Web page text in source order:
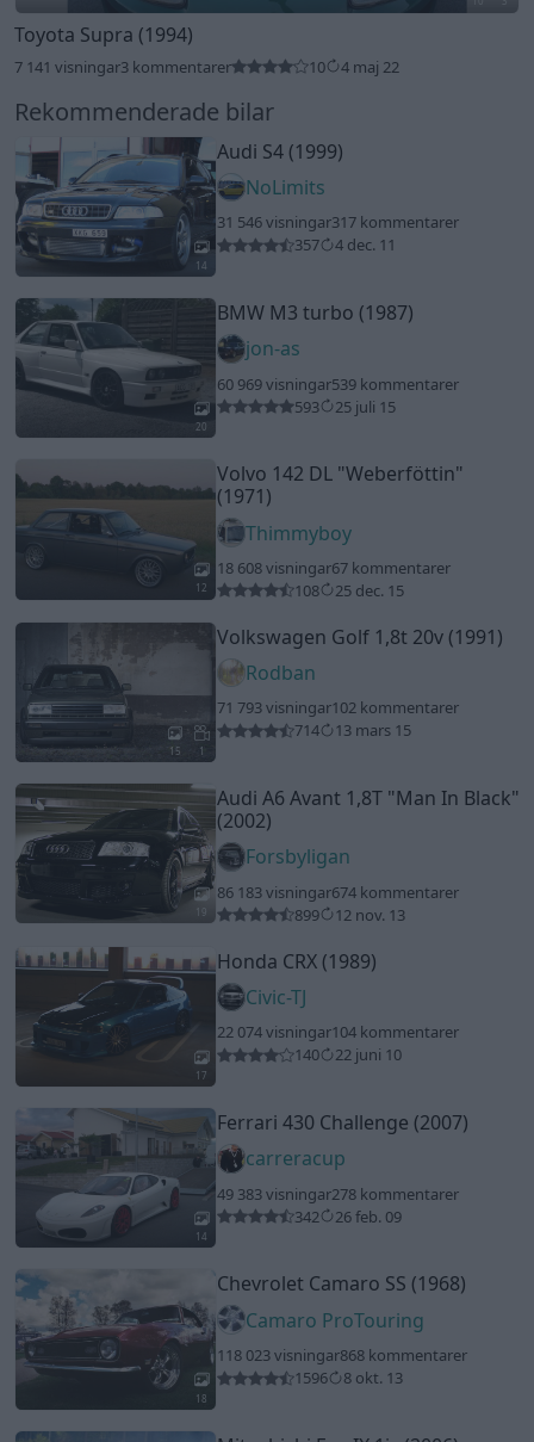
jon-as
60 969 visningar539 kommentarer
593
25 juli 15
12
Volvo 142 DL"Weberföttin"
18 608 visningar67 kommentarer
1
Volkswagen Golf 1,8t 20v (1991)
Rodban
71 793 visningar102 kommentarer
714
13 mars 15
19
Audi A6 Avant 1,8T"Man In Black"
(2002)
Forsbyligan
86 183 visningar674 kommentarer
899
12 nov. 13
17
Honda CRX (1989)
Civic-TJ
22 074 visningar104 kommentarer
140
22 juni 10
Ferrari 430 Challenge (2007)
carreracup
49 383 visningar278 kommentarer
342
26 feb. 09
18
Chevrolet Camaro SS (1968)
Camaro ProTouring
118 023 visningar868 kommentarer
1596
8 okt. 13
1
Mitsubishi Evo IX 1jz (2006)
berra_bus
13 213 visningar25 kommentarer
32
26 juli 16
13
Volkswagen Golf 4 GTI"V2.0
incoming"
23 467 visningar202 kommentarer